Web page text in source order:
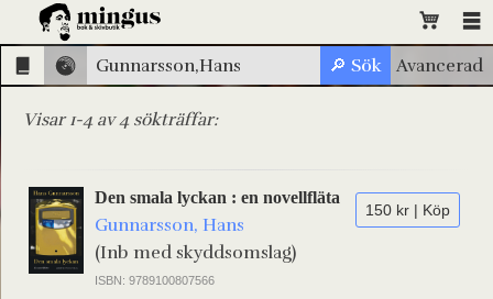
Visar 1-4 av 4 sökträffar:
150 kr | Köp
Den smala lyckan : en novellfläta
Gunnarsson, Hans
(Inb med skyddsomslag)
ISBN: 9789100807566